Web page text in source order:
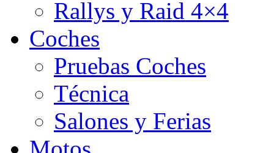
Rallys y Raid 4×4
Coches
Pruebas Coches
Técnica
Salones y Ferias